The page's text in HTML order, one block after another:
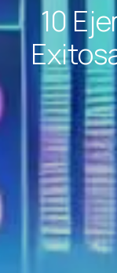
10